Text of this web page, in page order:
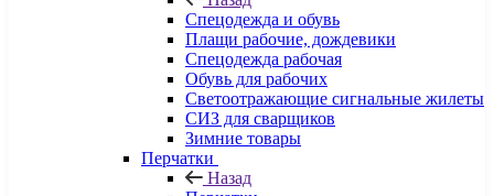
Спецодежда и обувь
Плащи рабочие, дождевики
Спецодежда рабочая
Обувь для рабочих
Светоотражающие сигнальные жилеты
СИЗ для сварщиков
Зимние товары
Перчатки
Назад